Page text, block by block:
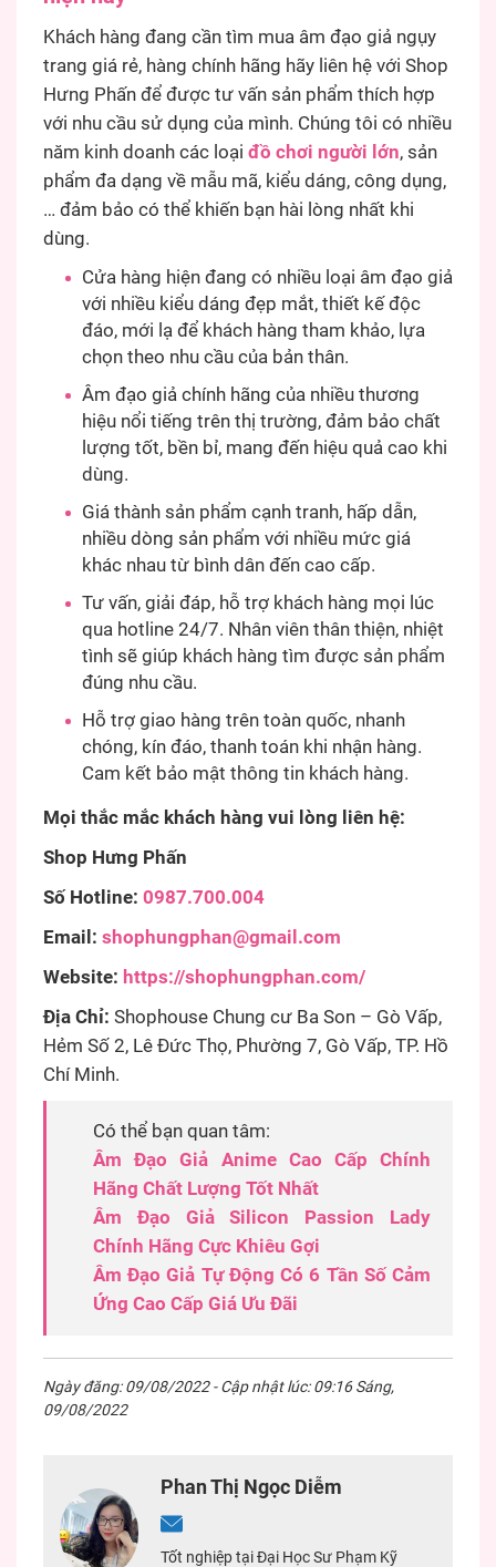
Khách hàng đang cần tìm mua âm đạo giả ngụy
trang giá rẻ, hàng chính hãng hãy liên hệ với Shop
Hưng Phấn để được tư vấn sản phẩm thích hợp
với nhu cầu sử dụng của mình. Chúng tôi có nhiều
năm kinh doanh các loại đồ chơi người lớn, sản
phẩm đa dạng về mẫu mã, kiểu dáng, công dụng,
… đảm bảo có thể khiến bạn hài lòng nhất khi
dùng.
Cửa hàng hiện đang có nhiều loại âm đạo giả
với nhiều kiểu dáng đẹp mắt, thiết kế độc
đáo, mới lạ để khách hàng tham khảo, lựa
chọn theo nhu cầu của bản thân.
Âm đạo giả chính hãng của nhiều thương
hiệu nổi tiếng trên thị trường, đảm bảo chất
lượng tốt, bền bỉ, mang đến hiệu quả cao khi
dùng.
Giá thành sản phẩm cạnh tranh, hấp dẫn,
nhiều dòng sản phẩm với nhiều mức giá
khác nhau từ bình dân đến cao cấp.
Tư vấn, giải đáp, hỗ trợ khách hàng mọi lúc
qua hotline 24/7. Nhân viên thân thiện, nhiệt
tình sẽ giúp khách hàng tìm được sản phẩm
đúng nhu cầu.
Hỗ trợ giao hàng trên toàn quốc, nhanh
chóng, kín đáo, thanh toán khi nhận hàng.
Cam kết bảo mật thông tin khách hàng.
Mọi thắc mắc khách hàng vui lòng liên hệ:
Shop Hưng Phấn
Số Hotline: 0987.700.004
Email: shophungphan@gmail.com
Website: https://shophungphan.com/
Địa Chỉ: Shophouse Chung cư Ba Son – Gò Vấp,
Hẻm Số 2, Lê Đức Thọ, Phường 7, Gò Vấp, TP. Hồ
Chí Minh.
Có thể bạn quan tâm:
Âm Đạo Giả Anime Cao Cấp Chính
Hãng Chất Lượng Tốt Nhất
Âm Đạo Giả Silicon Passion Lady
Chính Hãng Cực Khiêu Gợi
Âm Đạo Giả Tự Động Có 6 Tần Số Cảm
Ứng Cao Cấp Giá Ưu Đãi
Ngày đăng: 09/08/2022 - Cập nhật lúc: 09:16 Sáng,
09/08/2022
Phan Thị Ngọc Diễm
Tốt nghiệp tại Đại Học Sư Phạm Kỹ